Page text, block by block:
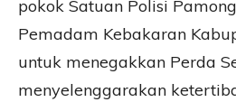
pokok Satuan Polisi
Pemadam Kebakaran
untuk menegakkan Perda
menyelenggarakan